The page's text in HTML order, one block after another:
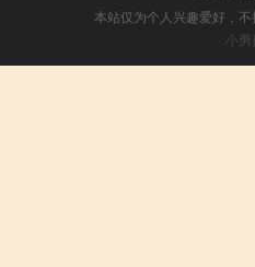
本站仅为个人兴趣爱好，
小男